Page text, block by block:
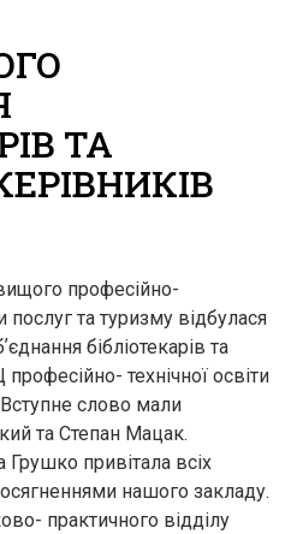
ТА
професійно-
та туризму відбулася
бібліотекарів та
технічної освіти
Вступне слово мали
та Степан Мацак.
привітала всіх
нашого закладу.
практичного відділу